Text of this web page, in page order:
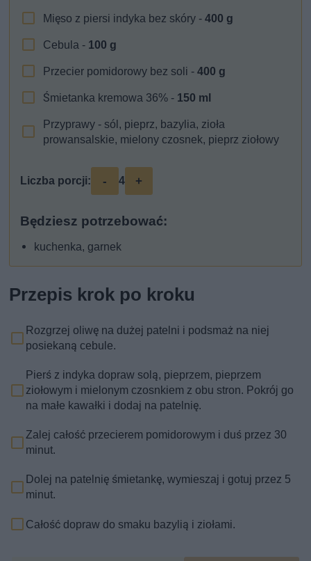
Mięso z piersi indyka bez skóry -400 g
Cebula - 100 g
Przecier pomidorowy bez soli -400 g
Śmietanka kremowa 36% - 150 ml
Przyprawy - sól, pieprz, bazylia, zioła
prowansalskie, mielony czosnek, pieprz ziołowy
Liczba porcji: - 4 +
Będziesz potrzebować:
kuchenka, garnek
Przepis krok po kroku
Rozgrzej oliwę na dużej patelni i podsmaż na niej
posiekaną cebule.
Pierś z indyka dopraw solą, pieprzem, pieprzem
ziołowym i mielonym czosnkiem z obu stron. Pokrój go
na małe kawałki i dodaj na patelnię.
Zalej całość przecierem pomidorowym i duś przez 30
minut.
Dolej na patelnię śmietankę, wymieszaj i gotuj przez 5
minut.
Całość dopraw do smaku bazylią i ziołami.